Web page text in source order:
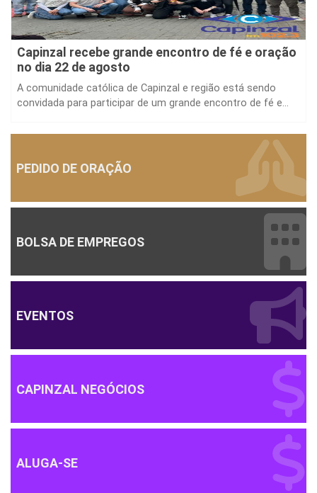
Capinzal recebe grande encontro de fé e oração
no dia 22 de agosto
A comunidade católica de Capinzal e região está sendo
convidada para participar de um grande encontro de fé e...
PEDIDO DE ORAÇÃO
BOLSA DE EMPREGOS
EVENTOS
CAPINZAL NEGÓCIOS
ALUGA-SE